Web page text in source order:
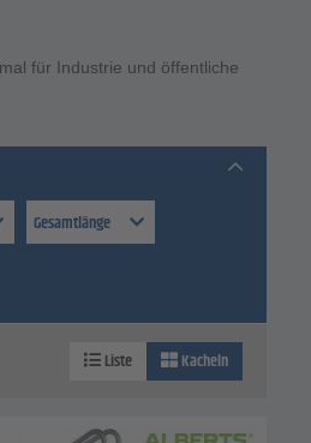
für Industrie und öffentliche
Gesamtlänge
Liste Kacheln